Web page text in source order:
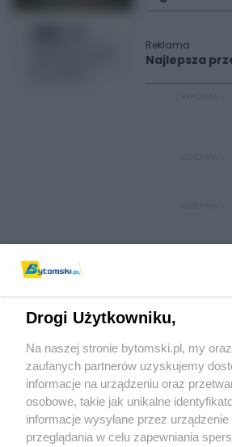
Reklama
Najlepsza
Wydawca mediów lokalnych
Drogi Użytkowniku,
Na naszej stronie bytomski.pl, my
zaufanych partnerów uzyskujemy
informacje na urządzeniu oraz
osobowe, takie jak unikalne
informacje wysyłane przez
przeglądania w celu zapewniania